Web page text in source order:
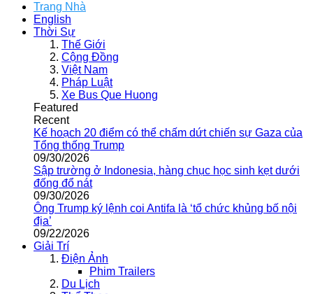
Trang Nhà
English
Thời Sự
Thế Giới
Cộng Đồng
Việt Nam
Pháp Luật
Xe Bus Que Huong
Featured
Recent
Kế hoạch 20 điểm có thể chấm dứt chiến sự Gaza của
Tổng thống Trump
09/30/2026
Sập trường ở Indonesia, hàng chục học sinh kẹt dưới
đống đổ nát
09/30/2026
Ông Trump ký lệnh coi Antifa là ‘tổ chức khủng bố nội
địa’
09/22/2026
Giải Trí
Điện Ảnh
Phim Trailers
Du Lịch